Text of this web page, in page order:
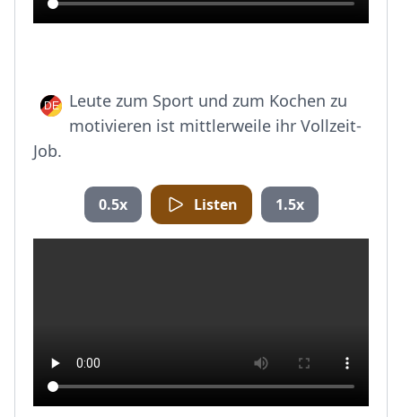
Leute zum Sport und zum Kochen zu
motivieren ist mittlerweile ihr Vollzeit-
Job.
0.5x Listen 1.5x